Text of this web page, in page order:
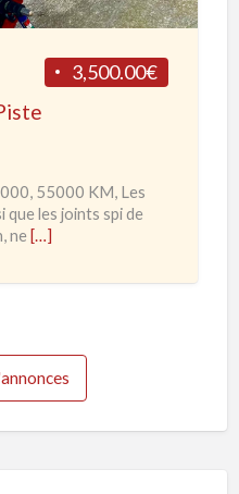
3,500.00€
55000 KM, Les
que les joints spi de
ne […]